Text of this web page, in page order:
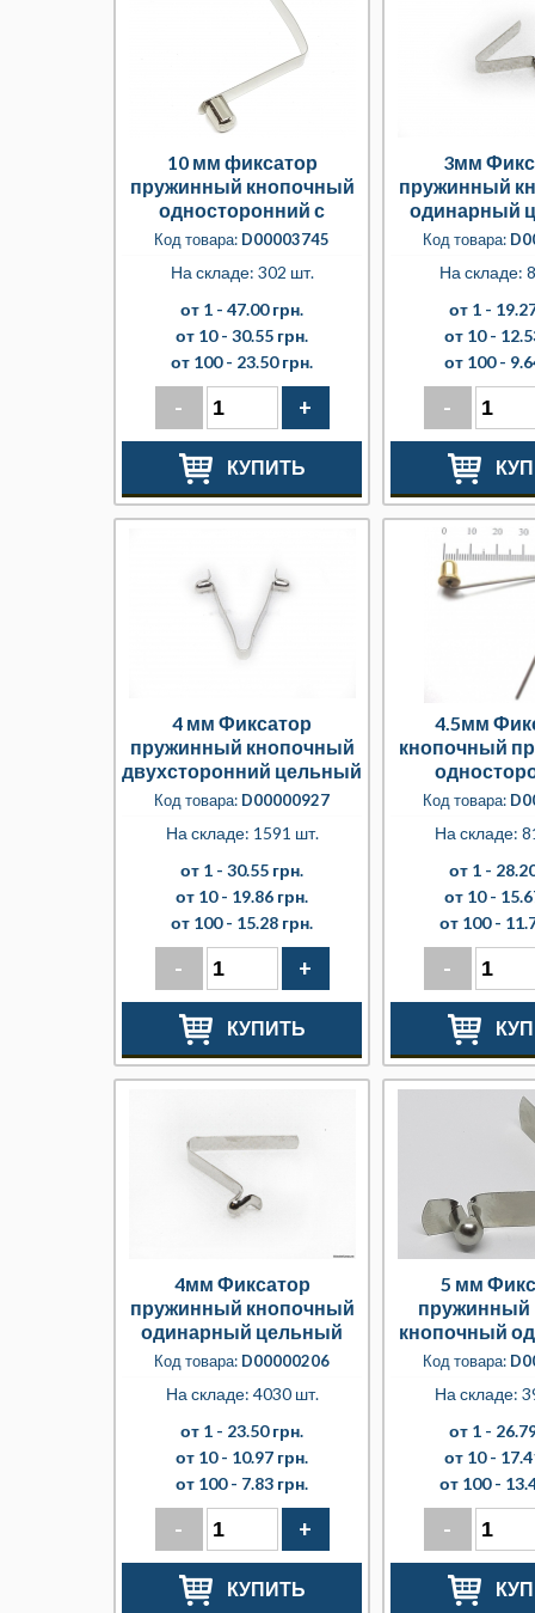
10 мм фиксатор
пружинный кнопочный
односторонний с
полнотелыми кнопками
Код товара: D00003745
На складе: 302 шт.
от 1 - 47.00 грн.
от 10 - 30.55 грн.
от 100 - 23.50 грн.
- +
КУПИТЬ
3мм
пружинный
одинарный
Код товара:
На складе:
от 1 -
от 10 -
от 100 -
-
4 мм Фиксатор
пружинный кнопочный
двухсторонний цельный
Код товара: D00000927
На складе: 1591 шт.
от 1 - 30.55 грн.
от 10 - 19.86 грн.
от 100 - 15.28 грн.
- +
КУПИТЬ
4.5мм
кнопочный
Код товара:
На складе:
от 1 -
от 10 -
от 100 -
-
4мм Фиксатор
пружинный кнопочный
одинарный цельный
Код товара: D00000206
На складе: 4030 шт.
от 1 - 23.50 грн.
от 10 - 10.97 грн.
от 100 - 7.83 грн.
- +
КУПИТЬ
5 мм
пружинный
кнопочный
Код товара:
На складе:
от 1 -
от 10 -
от 100 -
-